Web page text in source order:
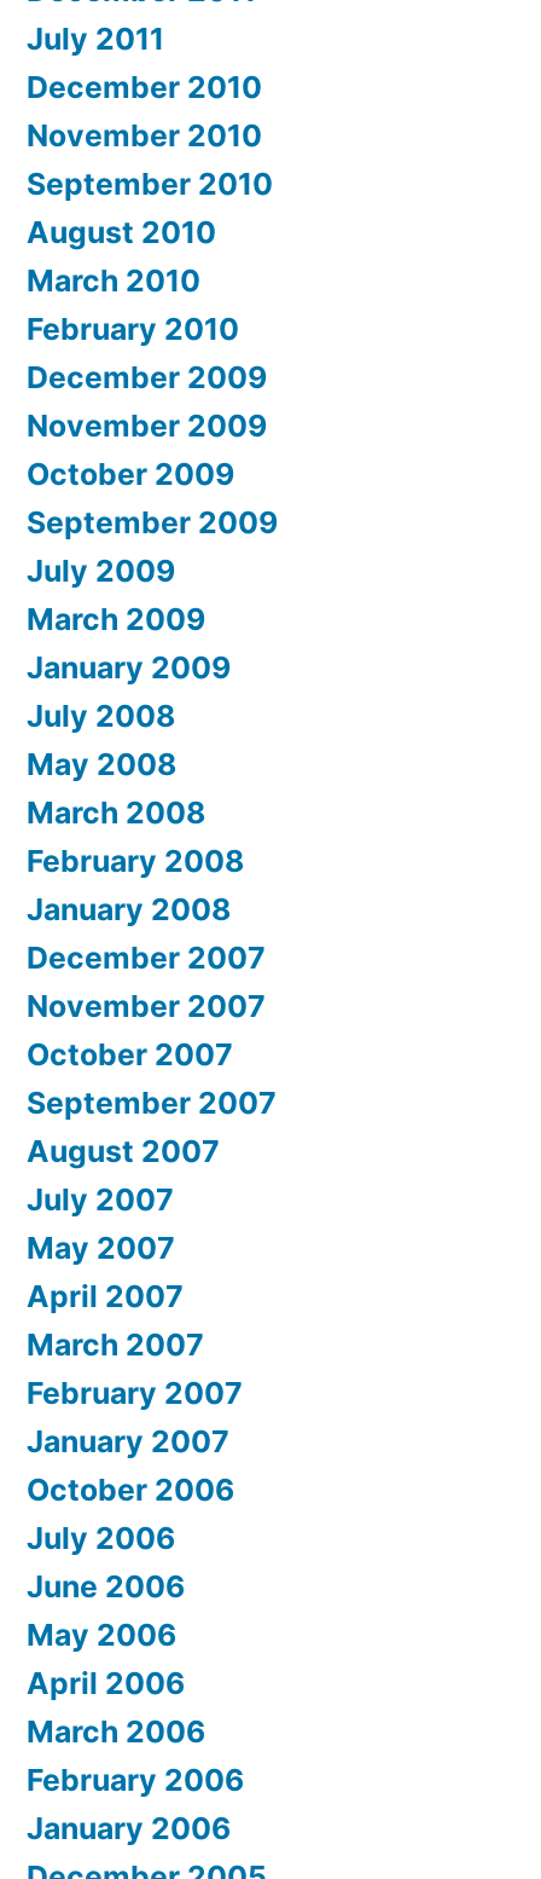
July 2011
December 2010
November 2010
September 2010
August 2010
March 2010
February 2010
December 2009
November 2009
October 2009
September 2009
July 2009
March 2009
January 2009
July 2008
May 2008
March 2008
February 2008
January 2008
December 2007
November 2007
October 2007
September 2007
August 2007
July 2007
May 2007
April 2007
March 2007
February 2007
January 2007
October 2006
July 2006
June 2006
May 2006
April 2006
March 2006
February 2006
January 2006